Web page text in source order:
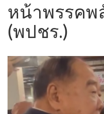
หน้าพรรคพ
(พปชร.)